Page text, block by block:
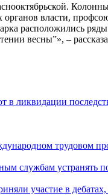
органов власти,
расположились
весны”», –
ликвидации
трудовом
службам устранять
участие в